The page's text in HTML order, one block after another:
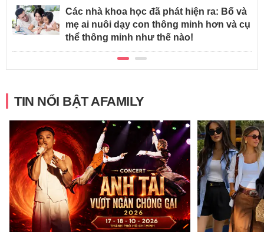
Các nhà khoa học đã phát hiện ra: Bố và
mẹ ai nuôi dạy con thông minh hơn và cụ
thể thông minh như thế nào!
TIN NỔI BẬT AFAMILY